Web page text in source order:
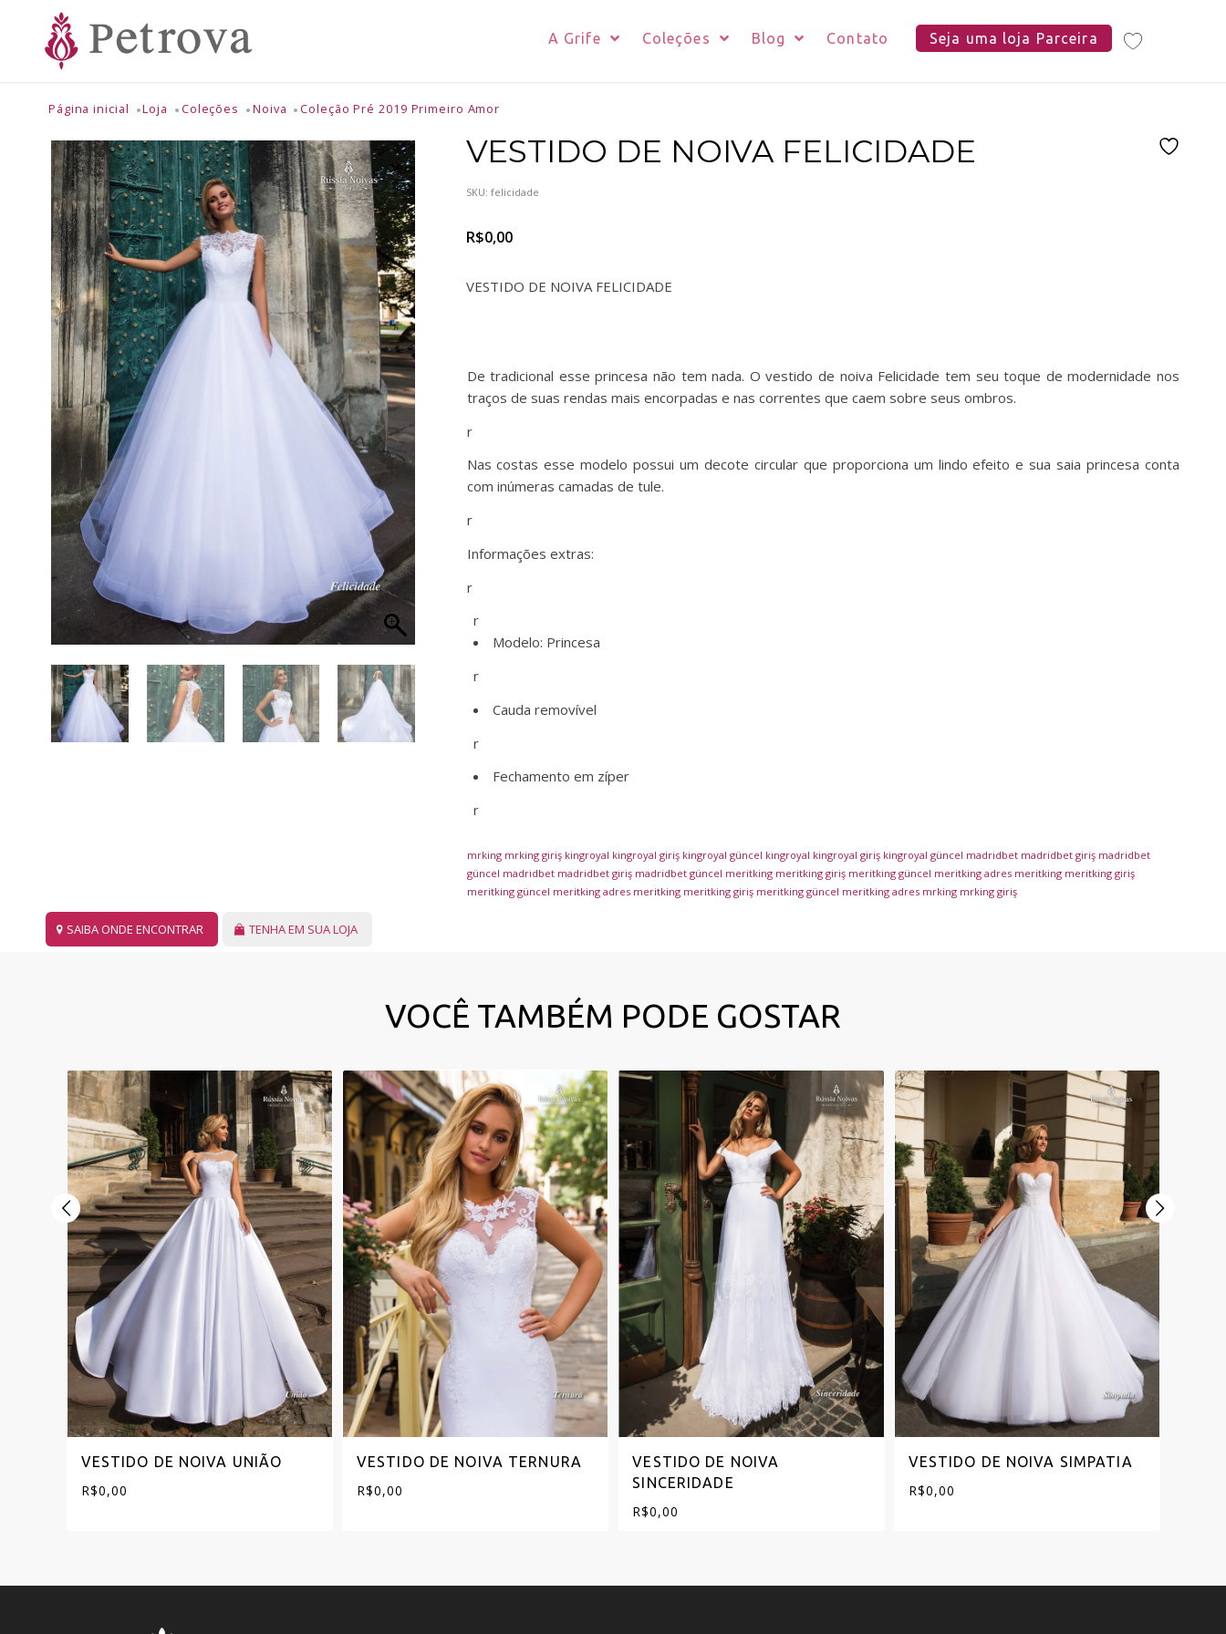
A Grife Coleções Blog Contato Seja uma loja Parceira
Página inicial Loja Coleções Noiva Coleção Pré 2019 Primeiro Amor
VESTIDO DE NOIVA FELICIDADE
SKU: felicidade
R$0,00
VESTIDO DE NOIVA FELICIDADE
De tradicional esse princesa não tem nada. O vestido de noiva Felicidade tem seu toque de modernidade nos
traços de suas rendas mais encorpadas e nas correntes que caem sobre seus ombros.
r
Nas costas esse modelo possui um decote circular que proporciona um lindo efeito e sua saia princesa conta
com inúmeras camadas de tule.
r
Informações extras:
r
r
Modelo: Princesa
r
Cauda removível
r
Fechamento em zíper
r
mrking mrking giriş kingroyal kingroyal giriş kingroyal güncel kingroyal kingroyal giriş kingroyal güncel madridbet madridbet giriş madridbet
güncel madridbet madridbet giriş madridbet güncel meritking meritking giriş meritking güncel meritking adres meritking meritking giriş
meritking güncel meritking adres meritking meritking giriş meritking güncel meritking adres mrking mrking giriş
SAIBA ONDE ENCONTRAR TENHA EM SUA LOJA
VOCÊ TAMBÉM PODE GOSTAR
VESTIDO DE NOIVA UNIÃO
R$0,00
VESTIDO DE NOIVA TERNURA
R$0,00
VESTIDO DE NOIVA
SINCERIDADE
R$0,00
VESTIDO DE NOIVA SIMPATIA
R$0,00